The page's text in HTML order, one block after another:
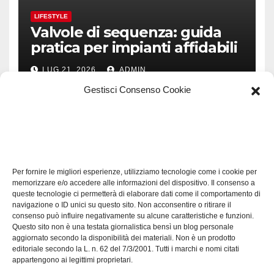
Gestisci Consenso Cookie
Per fornire le migliori esperienze, utilizziamo tecnologie come i cookie per
memorizzare e/o accedere alle informazioni del dispositivo. Il consenso a
queste tecnologie ci permetterà di elaborare dati come il comportamento di
navigazione o ID unici su questo sito. Non acconsentire o ritirare il
consenso può influire negativamente su alcune caratteristiche e funzioni.
Questo sito non è una testata giornalistica bensì un blog personale
aggiornato secondo la disponibilità dei materiali. Non è un prodotto
editoriale secondo la L. n. 62 del 7/3/2001. Tutti i marchi e nomi citati
appartengono ai legittimi proprietari.
LIFESTYLE
Valvole di sequenza: guida
pratica per impianti affidabili
LUG 21, 2026 ADMIN
guida pratica alla scelta
efficace
LUG 17, 2026 ADMIN